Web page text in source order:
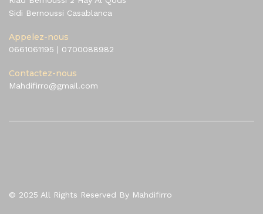
Sidi Bernoussi Casablanca
Appelez-nous
0661061195 | 0700088982
Contactez-nous
Mahdifirro@gmail.com
© 2025 All Rights Reserved By Mahdifirro